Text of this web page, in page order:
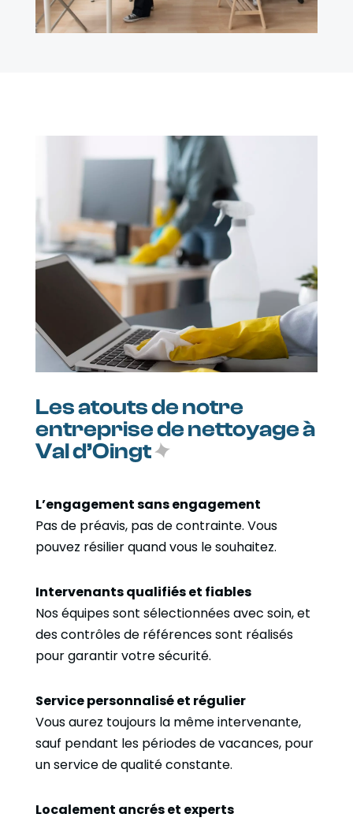
Les atouts de notre
entreprise de nettoyage à
Val d’Oingt
L’engagement sans engagement
Pas de préavis, pas de contrainte. Vous
pouvez résilier quand vous le souhaitez.
Intervenants qualifiés et fiables
Nos équipes sont sélectionnées avec soin, et
des contrôles de références sont réalisés
pour garantir votre sécurité.
Service personnalisé et régulier
Vous aurez toujours la même intervenante,
sauf pendant les périodes de vacances, pour
un service de qualité constante.
Localement ancrés et experts